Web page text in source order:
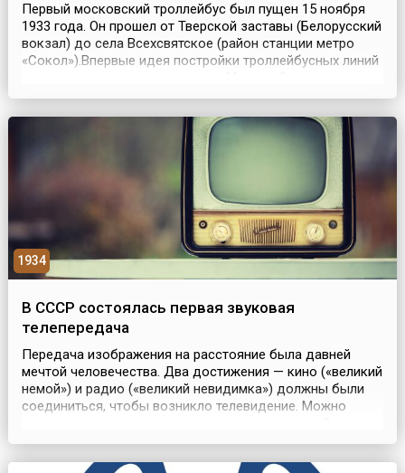
Первый московский троллейбус был пущен 15 ноября
1933 года. Он прошел от Тверской заставы (Белорусский
вокзал) до села Всехсвятское (район станции метро
«Сокол»).Впервые идея постройки троллейбусных линий
в 1924 году. Вновь она возникла в конце 1932 года.
изготовить два опытных троллейбуса на основ...
1934
В СССР состоялась первая звуковая
телепередача
Передача изображения на расстояние была давней
мечтой человечества. Два достижения — кино («великий
немой») и радио («великий невидимка») должны были
соединиться, чтобы возникло телевидение. Можно
телевидения. Первым из них было вещание на